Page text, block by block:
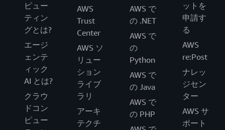
ピュー
ティン
グとは?
エージ
ェンテ
ィック
AI とは?
クラウ
ドコン
ピュー
AWS
Trust
Center
AWS ソ
リュー
ション
ライブ
ラリ
アーキ
テクチ
AWS で
の .NET
AWS で
の
Python
AWS で
の Java
AWS で
の PHP
ットを
申請す
る
AWS
re:Post
ナレッ
ジセン
ター
AWS サ
ポート